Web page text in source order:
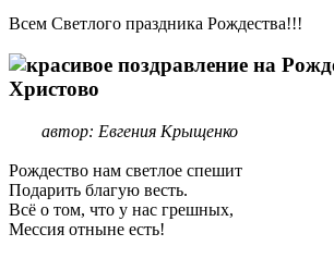
Всем Светлого праздника Рождества!!!
Христово
автор: Евгения Крыщенко
Рождество нам светлое спешит
Подарить благую весть.
Всё о том, что у нас грешных,
Мессия отныне есть!